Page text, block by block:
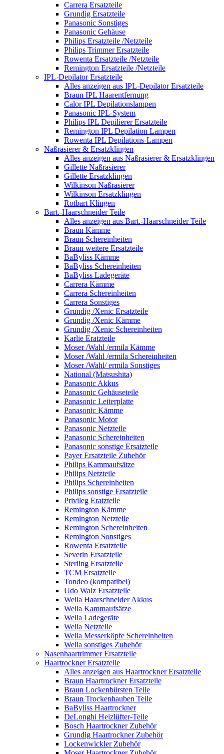
Carrera Ersatzteile
Grundig Ersatzteile
Panasonic Sonstiges
Panasonic Gehäuse
Philips Ersatzteile /Netzteile
Philips Trimmer Ersatzteile
Rowenta Ersatzteile /Netzteile
Remington Ersatzteile /Netzteile
IPL-Depilator Ersatzteile
Alles anzeigen aus IPL-Depilator Ersatzteile
Braun IPL Haarentfernung
Calor IPL Depilationslampen
Panasonic IPL-System
Philips IPL Depilierer Ersatzteile
Remington IPL Depilation Lampen
Rowenta IPL Depilations-Lampen
Naßrasierer & Ersatzklingen
Alles anzeigen aus Naßrasierer & Ersatzklingen
Gillette Naßrasierer
Gillette Ersatzklingen
Wilkinson Naßrasierer
Wilkinson Ersatzklingen
Rotbart Klingen
Bart.-Haarschneider Teile
Alles anzeigen aus Bart.-Haarschneider Teile
Braun Kämme
Braun Schereinheiten
Braun weitere Ersatzteile
BaByliss Kämme
BaByliss Schereinheiten
BaByliss Ladegeräte
Carrera Kämme
Carrera Schereinheiten
Carrera Sonstiges
Grundig /Xenic Ersatzteile
Grundig /Xenic Kämme
Grundig /Xenic Schereinheiten
Karlie Eratzteile
Moser /Wahl /ermila Kämme
Moser /Wahl /ermila Schereinheiten
Moser /Wahl/ ermila Sonstiges
National (Matsushita)
Panasonic Akkus
Panasonic Gehäuseteile
Panasonic Leiterplatte
Panasonic Kämme
Panasonic Motor
Panasonic Netzteile
Panasonic Schereinheiten
Panasonic sonstige Ersatzteile
Payer Ersatzteile Zubehör
Philips Kammaufsätze
Philips Netzteile
Philips Schereinheiten
Philips sonstige Ersatzteile
Privileg Eratzteile
Remington Kämme
Remington Netzteile
Remington Schereinheiten
Remington Sonstiges
Rowenta Ersatzteile
Severin Ersatzteile
Sterling Ersatzteile
TCM Ersatzteile
Tondeo (kompatibel)
Udo Walz Ersatzteile
Wella Haarschneider Akkus
Wella Kammaufsätze
Wella Ladegeräte
Wella Netzteile
Wella Messerköpfe Schereinheiten
Wella sonstiges Zubehör
Nasenhaartrimmer Ersatzteile
Haartrockner Ersatzteile
Alles anzeigen aus Haartrockner Ersatzteile
Braun Haartrockner Ersatzteile
Braun Lockenbürsten Teile
Braun Trockenhauben Teile
BaByliss Haartrockner
DeLonghi Heizlüfter-Teile
Bosch Haartrockner Zubehör
Grundig Haartrockner Zubehör
Lockenwickler Zubehör